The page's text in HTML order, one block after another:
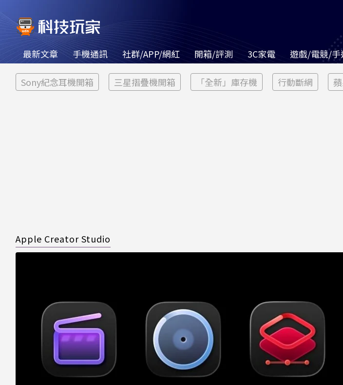
最新文章 手機通訊 社群/APP/網紅 開箱/評測 3C家電 遊戲/電競/手
Sony紀念耳機開箱 三星摺疊機開箱 「全新」庫存機 行動斷網
Apple Creator Studio